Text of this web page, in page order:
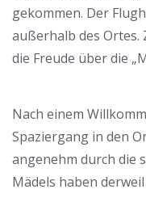
gekommen. Der
außerhalb des
die Freude über die
Nach einem
Spaziergang in den
angenehm durch die
Mädels haben